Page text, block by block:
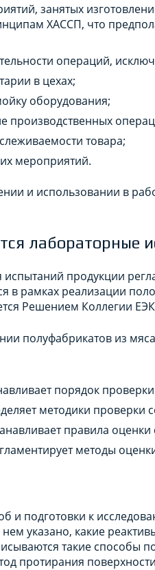
занятых
ХАССП, что
операций,
в цехах;
оборудования;
производственных
товара;
мероприятий.
и использовании в
лабораторные
продукции
в рамках реализации
Решением Коллегии
полуфабрикатов из
порядок
методики проверки
правила
методы
и подготовки к
указано, какие
такие способы
протирания